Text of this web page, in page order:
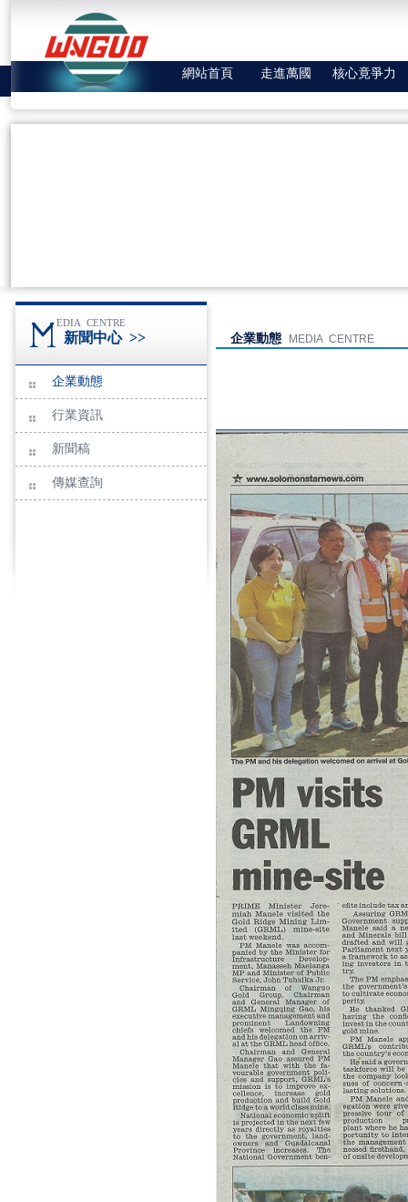
網站首頁 走進萬國 核心竟爭力
EDIA CENTRE
新聞中心>>
企業動態
行業資訊
新聞稿
傳媒查詢
企業動態 MEDIA CENTRE